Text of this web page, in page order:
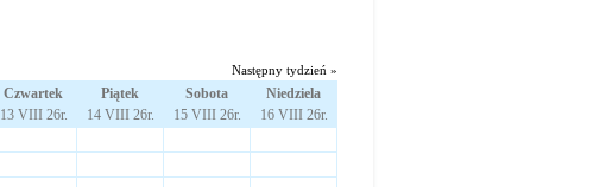
Następny tydzień »
Czwartek
13 VIII 26r.
Piątek
14 VIII 26r.
Sobota
15 VIII 26r.
Niedziela
16 VIII 26r.